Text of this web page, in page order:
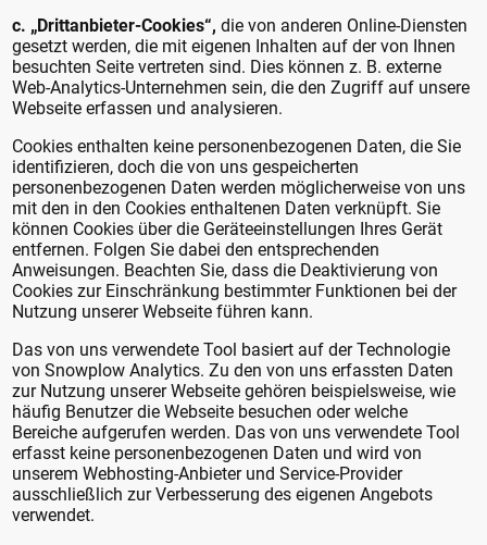
c. „Drittanbieter-Cookies“, die von anderen Online-Diensten
gesetzt werden, die mit eigenen Inhalten auf der von Ihnen
besuchten Seite vertreten sind. Dies können z. B. externe
Web-Analytics-Unternehmen sein, die den Zugriff auf unsere
Webseite erfassen und analysieren.
Cookies enthalten keine personenbezogenen Daten, die Sie
identifizieren, doch die von uns gespeicherten
personenbezogenen Daten werden möglicherweise von uns
mit den in den Cookies enthaltenen Daten verknüpft. Sie
können Cookies über die Geräteeinstellungen Ihres Gerät
entfernen. Folgen Sie dabei den entsprechenden
Anweisungen. Beachten Sie, dass die Deaktivierung von
Cookies zur Einschränkung bestimmter Funktionen bei der
Nutzung unserer Webseite führen kann.
Das von uns verwendete Tool basiert auf der Technologie
von Snowplow Analytics. Zu den von uns erfassten Daten
zur Nutzung unserer Webseite gehören beispielsweise, wie
häufig Benutzer die Webseite besuchen oder welche
Bereiche aufgerufen werden. Das von uns verwendete Tool
erfasst keine personenbezogenen Daten und wird von
unserem Webhosting-Anbieter und Service-Provider
ausschließlich zur Verbesserung des eigenen Angebots
verwendet.